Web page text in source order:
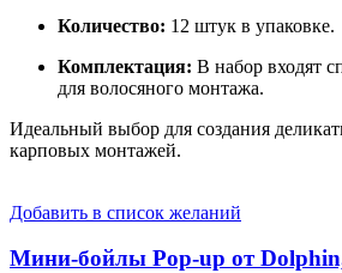
Количество: 12 штук в упаковке.
Комплектация: В набор входят
для волосяного монтажа.
Идеальный выбор для создания
карповых монтажей.
Добавить в список желаний
Мини-бойлы Pop-up от